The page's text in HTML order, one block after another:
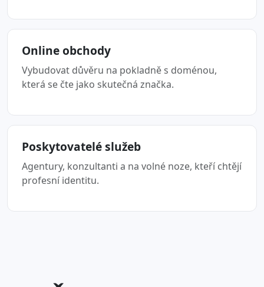
Online obchody
Vybudovat důvěru na pokladně s doménou,
která se čte jako skutečná značka.
Poskytovatelé služeb
Agentury, konzultanti a na volné noze, kteří chtějí
profesní identitu.